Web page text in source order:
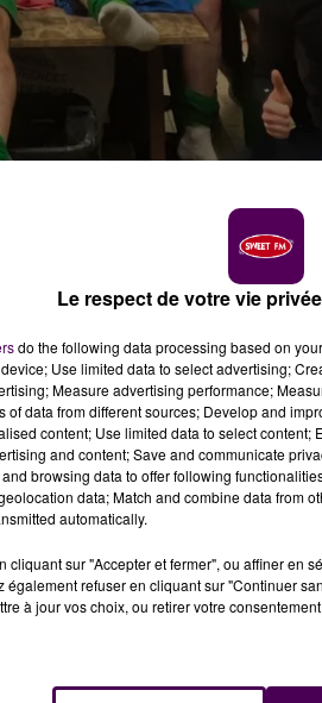
photo : Facebook CS Changé
du CS Changé 72 se sont
72 après leur victoire ce
de-la-Loire. Après avoir été
l’emporter 3 buts à 2.
de Loire-Atlantique qui
liesse dans les vestiaires,
Le respect de votre vie
do the following data processing based on
Use limited data to select advertising;
Measure advertising performance;
of data from different sources; Develop and
content; Use limited data to select content;
and content; Save and communicate
browsing data to offer following
data; Match and combine data from
automatically.
cliquant sur "Accepter et fermer", ou affiner en
également refuser en cliquant sur "Continuer
à jour vos choix, ou retirer votre